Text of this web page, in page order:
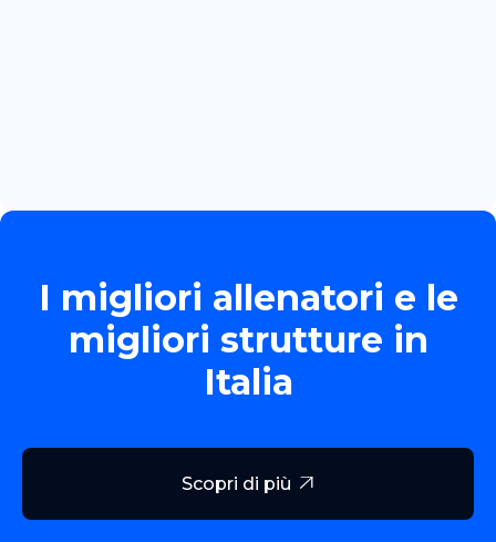
I migliori allenatori e le
migliori strutture in
Italia
Scopri di più 